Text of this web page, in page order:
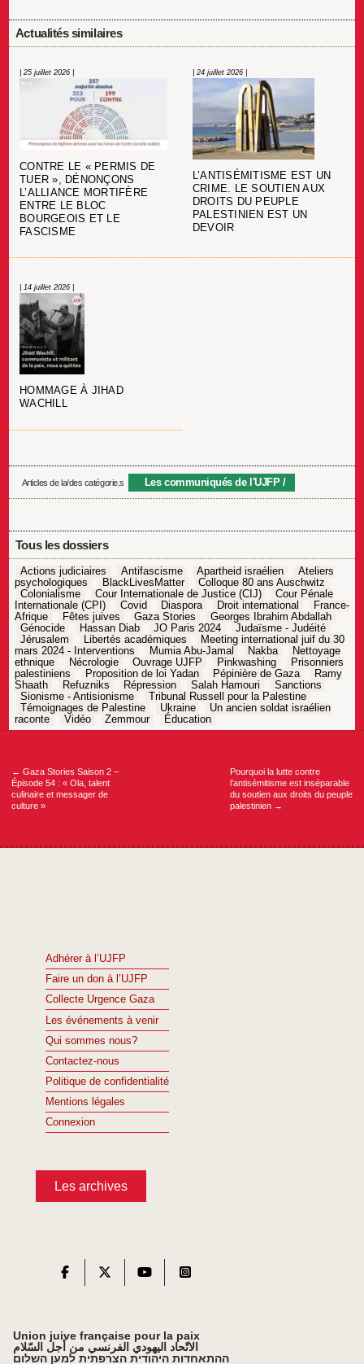
Actualités similaires
| 25 juillet 2026 |
CONTRE LE « PERMIS DE
TUER », DÉNONÇONS
L’ALLIANCE MORTIFÈRE
ENTRE LE BLOC
BOURGEOIS ET LE
FASCISME
| 24 juillet 2026 |
L’ANTISÉMITISME EST UN
CRIME. LE SOUTIEN AUX
DROITS DU PEUPLE
PALESTINIEN EST UN
DEVOIR
| 14 juillet 2026 |
HOMMAGE À JIHAD
WACHILL
Articles de la/des catégorie.s Les communiqués de l'UJFP
Tous les dossiers
Actions judiciaires Antifascisme Apartheid israélien
Ateliers
psychologiques
BlackLivesMatter
Colloque 80 ans Auschwitz
Colonialisme
Cour Internationale de Justice (CIJ)
Cour Pénale
Internationale (CPI)
Covid Diaspora Droit international
France-
Afrique
Fêtes juives Gaza Stories
Georges Ibrahim Abdallah
Génocide
Hassan Diab JO Paris 2024
Judaïsme - Judéité
Jérusalem
Libertés académiques
Meeting international juif du 30
mars 2024 - Interventions
Mumia Abu-Jamal Nakba
Nettoyage
ethnique
Nécrologie Ouvrage UJFP Pinkwashing
Prisonniers
palestiniens
Proposition de loi Yadan Pépinière de Gaza
Ramy
Shaath
Refuzniks Répression Salah Hamouri
Sanctions
Sionisme - Antisionisme
Tribunal Russell pour la Palestine
Témoignages de Palestine
Ukraine
Un ancien soldat israélien
raconte
Vidéo Zemmour Éducation
Navigation
← Gaza Stories Saison 2 –
Épisode 54 : « Ola, talent
culinaire et messager de
culture »
Pourquoi la lutte contre
l’antisémitisme est inséparable
du soutien aux droits du peuple
palestinien →
Adhérer à l’UJFP
Faire un don à l’UJFP
Collecte Urgence Gaza
Les événements à venir
Qui sommes nous?
Contactez-nous
Politique de confidentialité
Mentions légales
Connexion
Les archives
Union juive française pour la paix
الاتّحاد اليهودي الفرنسي من أجل السّلام
ההתאחדות היהודית הצרפתית למען השלום